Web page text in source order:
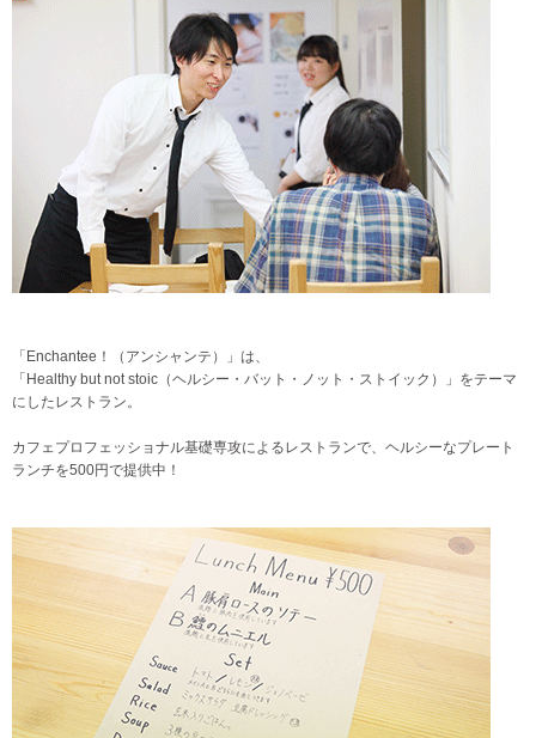
「Enchantee！（アンシャンテ）」は、
「Healthy but not stoic（ヘルシー・バット・ノット・ストイック）」をテーマ
にしたレストラン。
カフェプロフェッショナル基礎専攻によるレストランで、ヘルシーなプレート
ランチを500円で提供中！